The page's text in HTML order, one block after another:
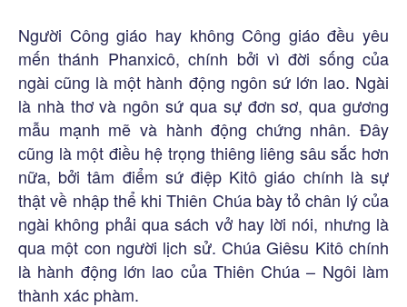
Người Công giáo hay không Công giáo đều yêu
mến thánh Phanxicô, chính bởi vì đời sống của
ngài cũng là một hành động ngôn sứ lớn lao. Ngài
là nhà thơ và ngôn sứ qua sự đơn sơ, qua gương
mẫu mạnh mẽ và hành động chứng nhân. Đây
cũng là một điều hệ trọng thiêng liêng sâu sắc hơn
nữa, bởi tâm điểm sứ điệp Kitô giáo chính là sự
thật về nhập thể khi Thiên Chúa bày tỏ chân lý của
ngài không phải qua sách vở hay lời nói, nhưng là
qua một con người lịch sử. Chúa Giêsu Kitô chính
là hành động lớn lao của Thiên Chúa – Ngôi làm
thành xác phàm.